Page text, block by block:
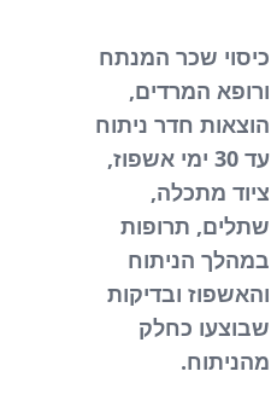
כיסוי שכר המנתח
ורופא המרדים,
הוצאות חדר ניתוח
עד 30 ימי אשפוז,
ציוד מתכלה,
שתלים, תרופות
במהלך הניתוח
והאשפוז ובדיקות
שבוצעו כחלק
מהניתוח.